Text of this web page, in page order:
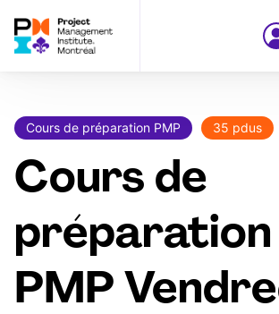
Cours de préparation PMP 35 pdus
Cours de
préparation
PMP